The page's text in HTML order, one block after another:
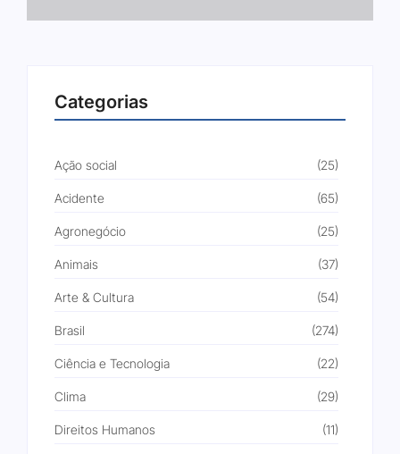
Categorias
Ação social (25)
Acidente (65)
Agronegócio (25)
Animais (37)
Arte & Cultura (54)
Brasil (274)
Ciência e Tecnologia (22)
Clima (29)
Direitos Humanos (11)